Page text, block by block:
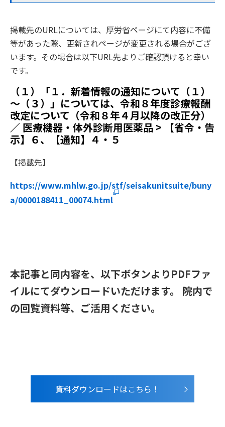
掲載先のURLについては、厚労省ページにて内容に不備
等があった際、更新されページが変更される場合がござ
います。その場合は以下URL先よりご確認頂けると幸い
です。
（１）「１．新着情報の通知について（１）
～（３）」については、令和８年度診療報酬
改定について（令和８年４月以降の改正分）
／ 医療機器・体外診断用医薬品 > 【省令・告
示】６、【通知】４・５
【掲載先】
https://www.mhlw.go.jp/stf/seisakunitsuite/buny
a/0000188411_00074.html
本記事と同内容を、以下ボタンよりPDFファ
イルにてダウンロードいただけます。 院内で
の回覧資料等、ご活用ください。
資料ダウンロードはこちら！